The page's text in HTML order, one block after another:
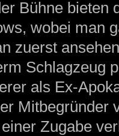
Bühne bieten
wobei man
zuerst
Schlagzeug
als Ex-
Mitbegründer
Zugabe